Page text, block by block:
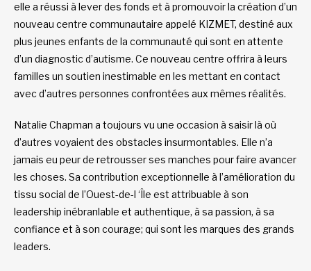
elle a réussi à lever des fonds et à promouvoir la création d’un
nouveau centre communautaire appelé KIZMET, destiné aux
plus jeunes enfants de la communauté qui sont en attente
d’un diagnostic d’autisme. Ce nouveau centre offrira à leurs
familles un soutien inestimable en les mettant en contact
avec d’autres personnes confrontées aux mêmes réalités.
Natalie Chapman a toujours vu une occasion à saisir là où
d’autres voyaient des obstacles insurmontables. Elle n’a
jamais eu peur de retrousser ses manches pour faire avancer
les choses. Sa contribution exceptionnelle à l’amélioration du
tissu social de l’Ouest-de-l ‘Île est attribuable à son
leadership inébranlable et authentique, à sa passion, à sa
confiance et à son courage; qui sont les marques des grands
leaders.